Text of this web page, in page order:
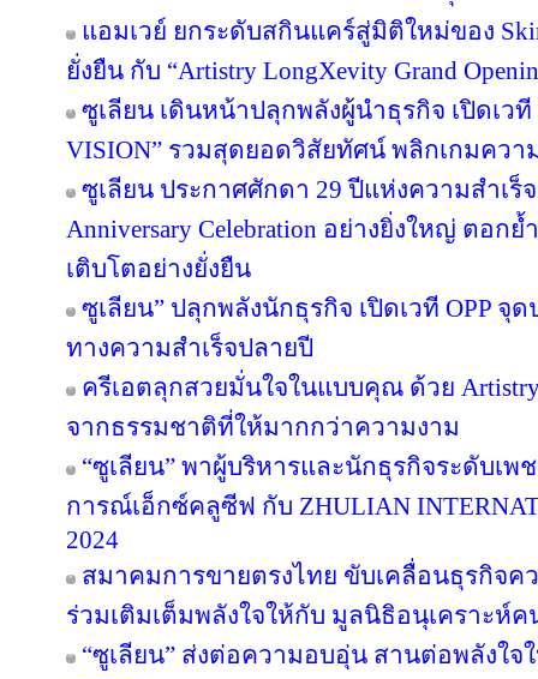
แอมเวย์ ยกระดับสกินแคร์สู่มิติใหม่ของ
ยั่งยืน กับ “Artistry LongXevity Grand
ซูเลียน เดินหน้าปลุกพลังผู้นำธุรกิจ เปิดเวที
VISION” รวมสุดยอดวิสัยทัศน์ พลิกเกมคว
ซูเลียน ประกาศศักดา 29 ปีแห่งความสำเร็
Anniversary Celebration อย่างยิ่งใหญ่ ตอก
เติบโตอย่างยั่งยืน
ซูเลียน” ปลุกพลังนักธุรกิจ เปิดเวที OPP จุ
ทางความสำเร็จปลายปี
ครีเอตลุกสวยมั่นใจในแบบคุณ ด้วย
จากธรรมชาติที่ให้มากกว่าความงาม
“ซูเลียน” พาผู้บริหารและนักธุรกิจระดับเ
การณ์เอ็กซ์คลูซีฟ กับ ZHULIAN
2024
สมาคมการขายตรงไทย ขับเคลื่อนธุรกิจ
ร่วมเติมเต็มพลังใจให้กับ มูลนิธิอนุเคราะห์ค
“ซูเลียน” ส่งต่อความอบอุ่น สานต่อพลังใจใ